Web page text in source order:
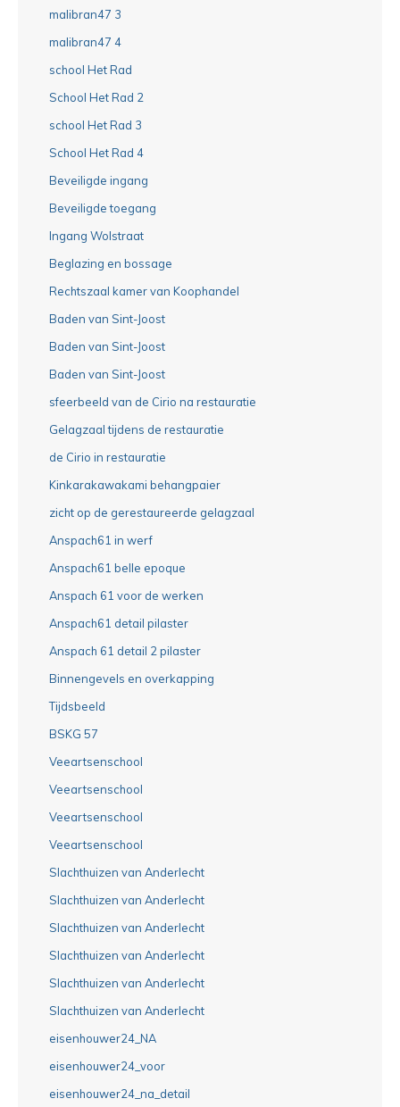
malibran47 3
malibran47 4
school Het Rad
School Het Rad 2
school Het Rad 3
School Het Rad 4
Beveiligde ingang
Beveiligde toegang
Ingang Wolstraat
Beglazing en bossage
Rechtszaal kamer van Koophandel
Baden van Sint-Joost
Baden van Sint-Joost
Baden van Sint-Joost
sfeerbeeld van de Cirio na restauratie
Gelagzaal tijdens de restauratie
de Cirio in restauratie
Kinkarakawakami behangpaier
zicht op de gerestaureerde gelagzaal
Anspach61 in werf
Anspach61 belle epoque
Anspach 61 voor de werken
Anspach61 detail pilaster
Anspach 61 detail 2 pilaster
Binnengevels en overkapping
Tijdsbeeld
BSKG 57
Veeartsenschool
Veeartsenschool
Veeartsenschool
Veeartsenschool
Slachthuizen van Anderlecht
Slachthuizen van Anderlecht
Slachthuizen van Anderlecht
Slachthuizen van Anderlecht
Slachthuizen van Anderlecht
Slachthuizen van Anderlecht
eisenhouwer24_NA
eisenhouwer24_voor
eisenhouwer24_na_detail